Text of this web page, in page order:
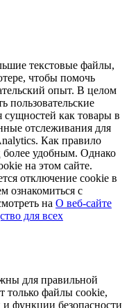
текстовые файлы,
чтобы помочь
опыт. В целом
пользовательские
как товары в
отслеживания для
Как правило
более удобным. Однако
на этом сайте.
отключение cookie в
ознакомиться с
на О веб-сайте
для всех
для правильной
только файлы cookie,
функции безопасности